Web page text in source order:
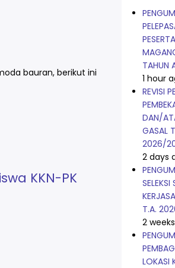
bauran, berikut ini
KKN-PK
TAHUN
1 hour
REVISI
DAN/
GASAL
2026/
2 days
SELEKSI
T.A.
2
LOKASI